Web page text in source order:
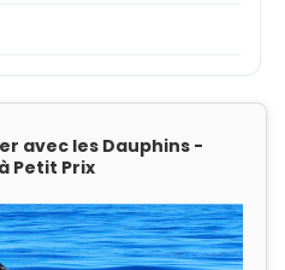
avec les Dauphins -
Petit Prix